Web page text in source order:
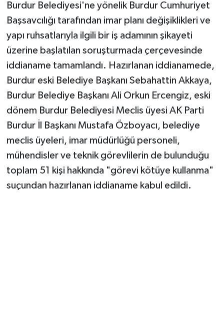
Burdur Belediyesi'ne yönelik Burdur Cumhuriyet
Başsavcılığı tarafından imar planı değişiklikleri ve
yapı ruhsatlarıyla ilgili bir iş adamının şikayeti
üzerine başlatılan soruşturmada çerçevesinde
iddianame tamamlandı. Hazırlanan iddianamede,
Burdur eski Belediye Başkanı Sebahattin Akkaya,
Burdur Belediye Başkanı Ali Orkun Ercengiz, eski
dönem Burdur Belediyesi Meclis üyesi AK Parti
Burdur İl Başkanı Mustafa Özboyacı, belediye
meclis üyeleri, imar müdürlüğü personeli,
mühendisler ve teknik görevlilerin de bulunduğu
toplam 51 kişi hakkında "görevi kötüye kullanma"
suçundan hazırlanan iddianame kabul edildi.